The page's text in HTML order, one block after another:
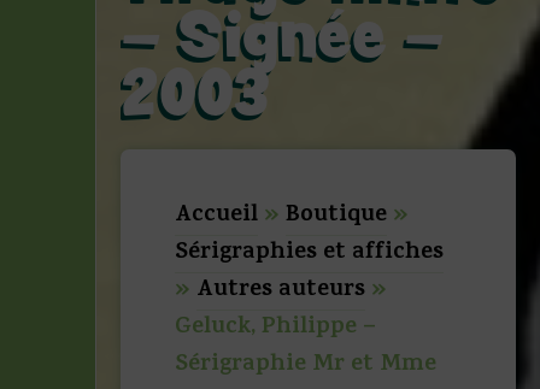
– Signée –
2003
Accueil»Boutique»
Sérigraphies et affiches
» Autres auteurs»
Geluck, Philippe –
Sérigraphie Mr et Mme